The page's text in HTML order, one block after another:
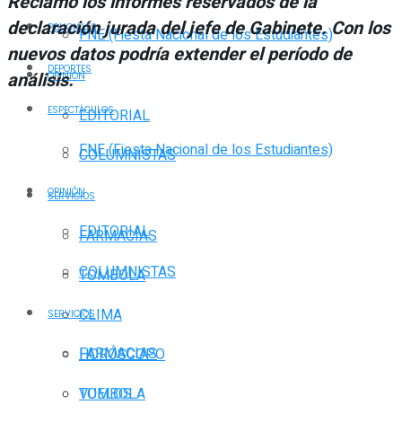
FNE (Fiesta Nacional de los Estudiantes)
OPINIÓN
EDITORIAL
COLUMNISTAS
SERVICIOS
FARMACIAS
TOMBOLA
CLIMA
HORÓSCOPO
VUELOS
POLICIALES
DEPORTES
ESPECTÁCULOS
FNE (Fiesta Nacional de los Estudiantes)
OPINIÓN
EDITORIAL
COLUMNISTAS
SERVICIOS
FARMACIAS
TOMBOLA
declaración jurada del jefe de Gabinete. Con los
nuevos datos podría extender el período de
análisis.